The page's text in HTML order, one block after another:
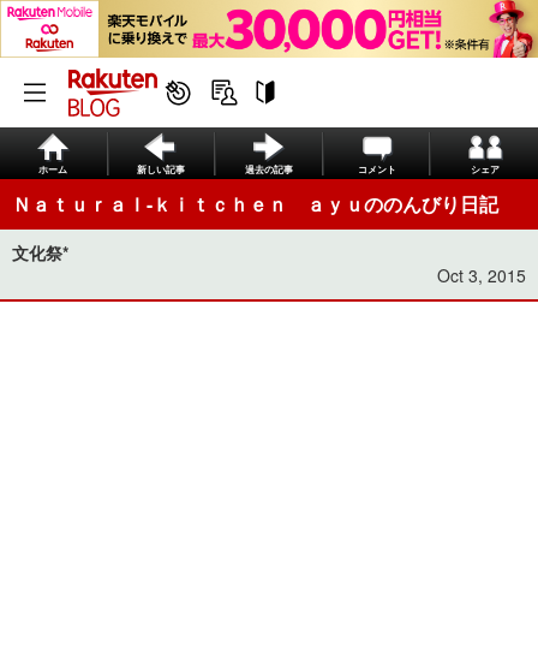
ホーム 新しい記事 過去の記事 コメント シェア
Ｎａｔｕｒａｌ-ｋｉｔｃｈｅｎ ａｙｕののんびり日記
文化祭*
Oct 3, 2015